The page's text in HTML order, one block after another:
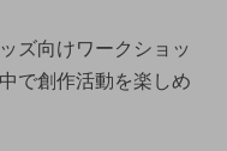
ズ向けワークショッ
で創作活動を楽しめ